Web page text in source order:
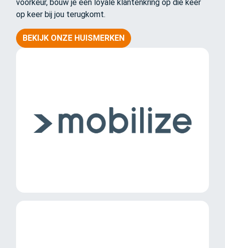
voorkeur, bouw je een loyale klantenkring op die keer
op keer bij jou terugkomt.
BEKIJK ONZE HUISMERKEN